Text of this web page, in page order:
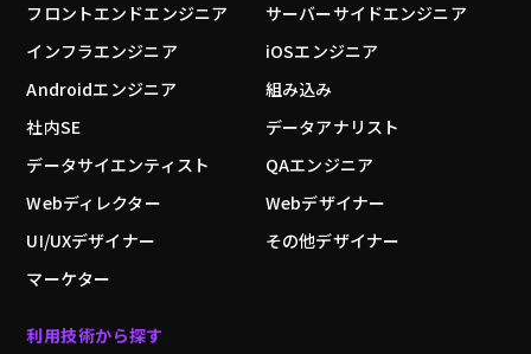
フロントエンドエンジニア
サーバーサイドエンジニア
インフラエンジニア
iOSエンジニア
Androidエンジニア
組み込み
社内SE
データアナリスト
データサイエンティスト
QAエンジニア
Webディレクター
Webデザイナー
UI/UXデザイナー
その他デザイナー
マーケター
利用技術から探す